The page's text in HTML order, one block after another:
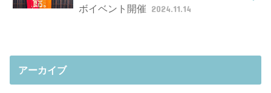
ボイベント開催 2024.11.14
アーカイブ